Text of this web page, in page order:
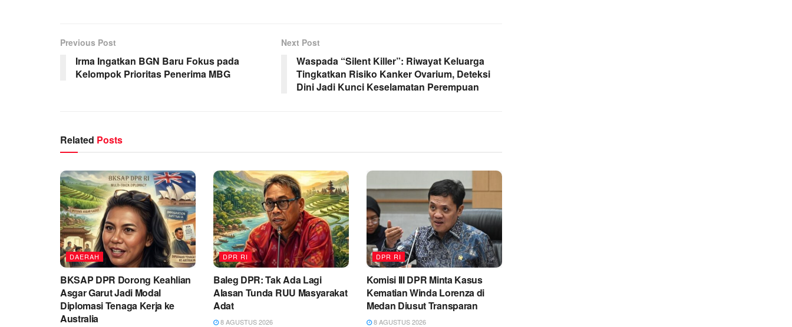
Previous Post
Irma Ingatkan BGN Baru Fokus pada
Kelompok Prioritas Penerima MBG
Next Post
Waspada “Silent Killer”: Riwayat Keluarga
Tingkatkan Risiko Kanker Ovarium, Deteksi
Dini Jadi Kunci Keselamatan Perempuan
Related Posts
DAERAH
BKSAP DPR Dorong Keahlian
Asgar Garut Jadi Modal
Diplomasi Tenaga Kerja ke
Australia
DPR RI
Baleg DPR: Tak Ada Lagi
Alasan Tunda RUU Masyarakat
Adat
8 AGUSTUS 2026
DPR RI
Komisi III DPR Minta Kasus
Kematian Winda Lorenza di
Medan Diusut Transparan
8 AGUSTUS 2026